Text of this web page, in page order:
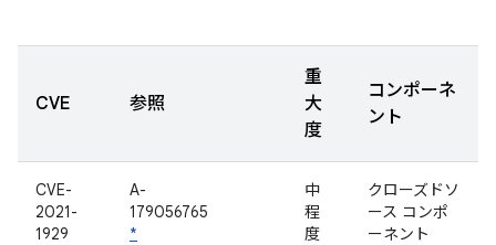
CVE 参照
重
大
度
コンポーネ
ント
CVE-
2021-
1929
A-
179056765
*
中
程
度
クローズドソ
ース コンポ
ーネント